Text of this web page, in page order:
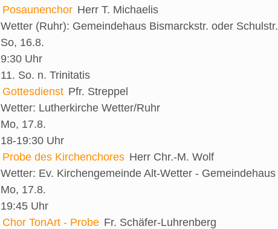
Posaunenchor Herr T. Michaelis
Wetter (Ruhr): Gemeindehaus Bismarckstr. oder Schulstr.
So, 16.8.
9:30 Uhr
11. So. n. Trinitatis
Gottesdienst Pfr. Streppel
Wetter: Lutherkirche Wetter/Ruhr
Mo, 17.8.
18-19:30 Uhr
Probe des Kirchenchores Herr Chr.-M. Wolf
Wetter: Ev. Kirchengemeinde Alt-Wetter - Gemeindehaus
Mo, 17.8.
19:45 Uhr
Chor TonArt - Probe Fr. Schäfer-Luhrenberg